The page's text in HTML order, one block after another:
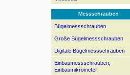
Messschrauben
Bügelmessschrauben
Große Bügelmessschrauben
Digitale Bügelmessschrauben
Einbaumessschrauben,
Einbaumikrometer